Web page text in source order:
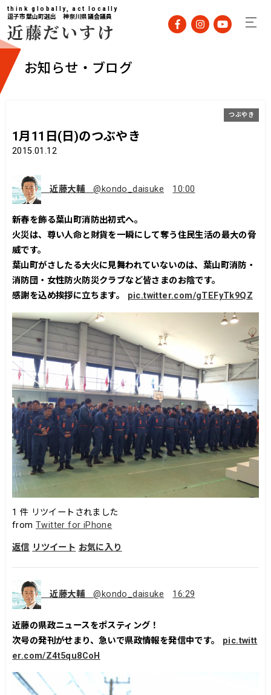
think globally, act locally
逗子市葉山町選出 神奈川県議会議員
近藤だいすけ
お知らせ・ブログ
1月11日(日)のつぶやき
2015.01.12
つぶやき
近藤大輔 @kondo_daisuke 10:00
新春を飾る葉山町消防出初式へ。
火災は、尊い人命と財貨を一瞬にして奪う住民生活の最大の脅
威です。
葉山町がさしたる大火に見舞われていないのは、葉山町消防・
消防団・女性防火防災クラブなど皆さまのお陰です。
感謝を込め挨拶に立ちます。 pic.twitter.com/gTEFyTk9QZ
1 件 リツイートされました
from Twitter for iPhone
返信 リツイート お気に入り
近藤大輔 @kondo_daisuke 16:29
近藤の県政ニュースをポスティング！
次号の発刊がせまり、急いで県政情報を発信中です。 pic.twitt
er.com/Z4t5qu8CoH